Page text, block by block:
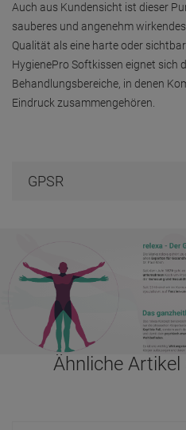
Auch aus Kundensicht ist dieser
sauberes und angenehm
Qualität als eine harte oder
HygienePro Softkissen eignet sich
Behandlungsbereiche, in denen
Eindruck zusammengehören.
GPSR
Ähnliche Artikel